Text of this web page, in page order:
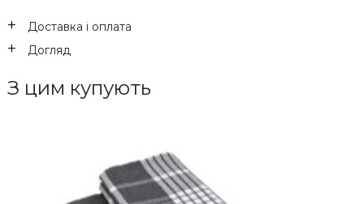
Доставка і оплата
Догляд
З цим купують